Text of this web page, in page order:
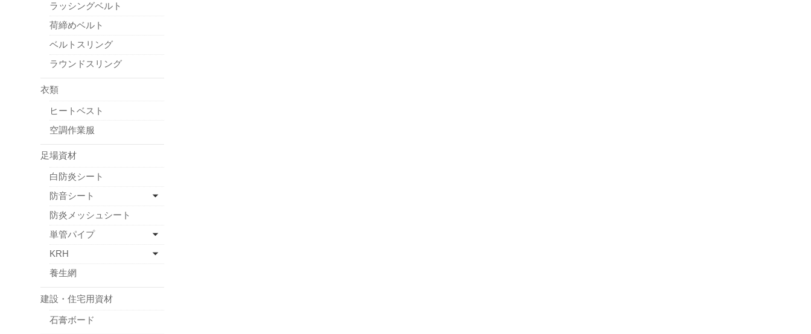
ラッシングベルト
荷締めベルト
ベルトスリング
ラウンドスリング
衣類
ヒートベスト
空調作業服
足場資材
白防炎シート
防音シート
防炎メッシュシート
単管パイプ
KRH
養生網
建設・住宅用資材
石膏ボード